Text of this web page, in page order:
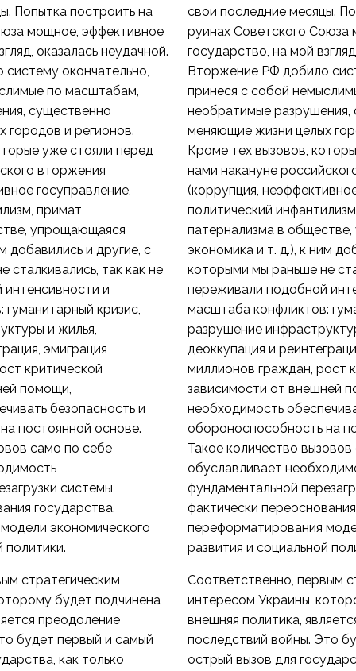
Попытка построить на
мощное, эффективное
оказалась неудачной.
окончательно,
по масштабам,
существенно
и регионов.
уже стояли перед
вторжения
госуправление,
примат
упрощающаяся
добавились и другие, с
так как не
и
кризис,
и жилья,
эмиграция
критической
помощи,
безопасность и
постоянной основе.
само по себе
системы,
государства,
экономического
политики.
стратегическим
будет подчинена
преодоление
будет первый и самый
как только
свои последние месяцы.
руинах Советского
государство, на мой
Вторжение РФ добило
принеся с собой
необратимые разрушения,
меняющие жизни целых
Кроме тех вызовов,
нами накануне
(коррупция,
политический
патернализма в
экономика и т. д.), к ним
которыми мы раньше не
переживали подобной
масштаба конфликтов:
разрушение
деоккупация и
миллионов граждан, рост
зависимости от внешней
необходимость
обороноспособность на
Такое количество
обуславливает
фундаментальной
фактически
переформатирования
развития и социальной
Соответственно, первым
интересом Украины,
внешняя политика,
последствий войны. Это
острый вызов для